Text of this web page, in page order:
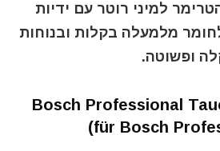
למיני רוטר עם ידיות
מלמעלה בקלות ובנוחות
ופשוטה.
Bosch Professional
(für Bosch